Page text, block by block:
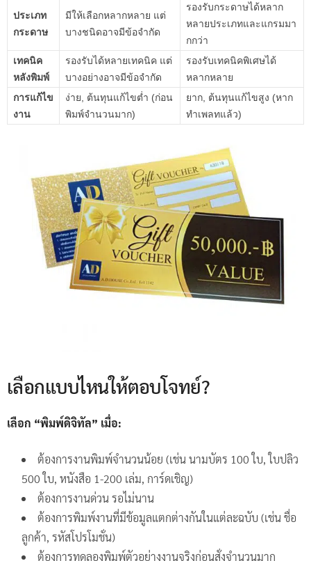
ประเภท
กระดาษ
มีให้เลือกหลากหลาย แต่
บางชนิดอาจมีข้อจำกัด
รองรับกระดาษได้หลาก
หลายประเภทและแกรมมา
กกว่า
เทคนิค
หลังพิมพ์
รองรับได้หลายเทคนิค แต่
บางอย่างอาจมีข้อจำกัด
รองรับเทคนิคพิเศษได้
หลากหลาย
การแก้ไข
งาน
ง่าย, ต้นทุนแก้ไขต่ำ (ก่อน
พิมพ์จำนวนมาก)
ยาก, ต้นทุนแก้ไขสูง (หาก
ทำเพลทแล้ว)
เลือกแบบไหนให้ตอบโจทย์?
เลือก “พิมพ์ดิจิทัล” เมื่อ:
ต้องการงานพิมพ์จำนวนน้อย (เช่น นามบัตร 100 ใบ, ใบปลิว
500 ใบ, หนังสือ 1-200 เล่ม, การ์ดเชิญ)
ต้องการงานด่วน รอไม่นาน
ต้องการพิมพ์งานที่มีข้อมูลแตกต่างกันในแต่ละฉบับ (เช่น ชื่อ
ลูกค้า, รหัสโปรโมชั่น)
ต้องการทดลองพิมพ์ตัวอย่างงานจริงก่อนสั่งจำนวนมาก